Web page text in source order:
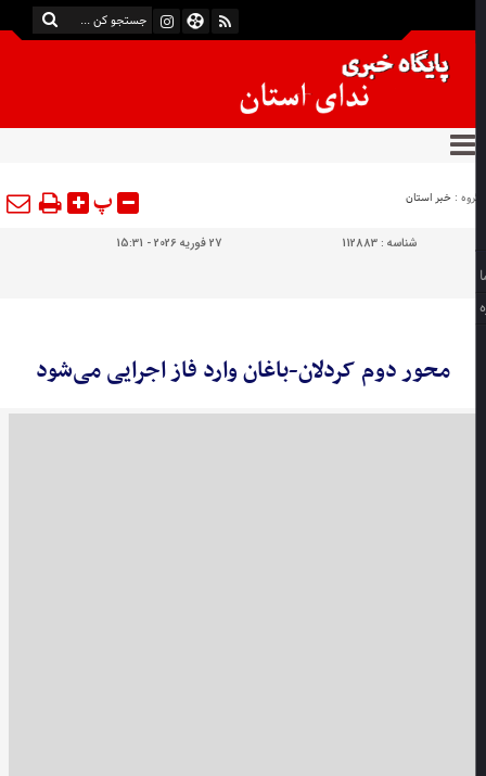
:خبر استان پ
شناسه :112883 27 فوریه 2026 - 15:31
محور دوم کردلان-باغان وارد فاز اجرایی می‌شود